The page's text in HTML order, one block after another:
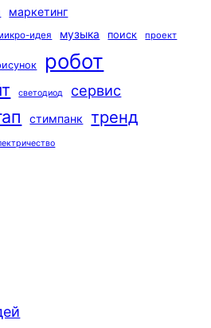
маркетинг
идея музыка поиск проект
робот
светодиод сервис
стимпанк тренд